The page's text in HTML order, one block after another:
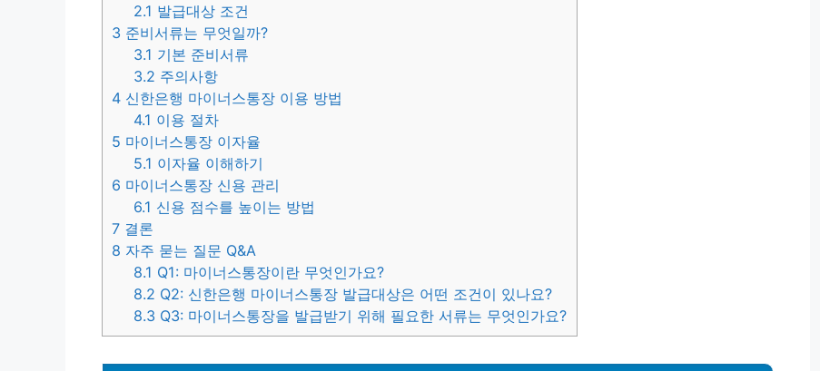
2.1 발급대상 조건
3 준비서류는 무엇일까?
3.1 기본 준비서류
3.2 주의사항
4 신한은행 마이너스통장 이용 방법
4.1 이용 절차
5 마이너스통장 이자율
5.1 이자율 이해하기
6 마이너스통장 신용 관리
6.1 신용 점수를 높이는 방법
7 결론
8 자주 묻는 질문 Q&A
8.1 Q1: 마이너스통장이란 무엇인가요?
8.2 Q2: 신한은행 마이너스통장 발급대상은 어떤 조건이 있나요?
8.3 Q3: 마이너스통장을 발급받기 위해 필요한 서류는 무엇인가요?